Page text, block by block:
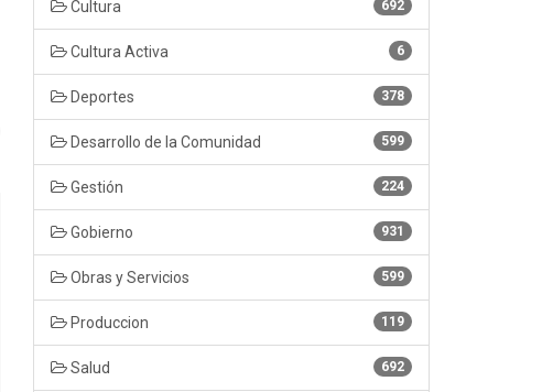
692
Cultura
6
Cultura Activa
378
Deportes
599
Desarrollo de la Comunidad
224
Gestión
931
Gobierno
599
Obras y Servicios
119
Produccion
692
Salud